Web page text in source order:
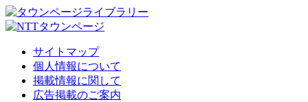
サイトマップ
個人情報について
掲載情報に関して
広告掲載のご案内